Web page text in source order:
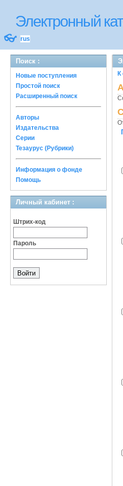
Электронный
👓 rus
Поиск :
Новые поступления
Простой поиск
Расширенный поиск
Авторы
Издательства
Серии
Тезаурус (Рубрики)
Информация о фонде
Помощь
Личный кабинет :
Штрих-код
Пароль
К